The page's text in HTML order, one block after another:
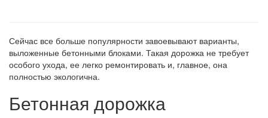
Сейчас все больше популярности завоевывают варианты,
выложенные бетонными блоками. Такая дорожка не требует
особого ухода, ее легко ремонтировать и, главное, она
полностью экологична.
Бетонная дорожка